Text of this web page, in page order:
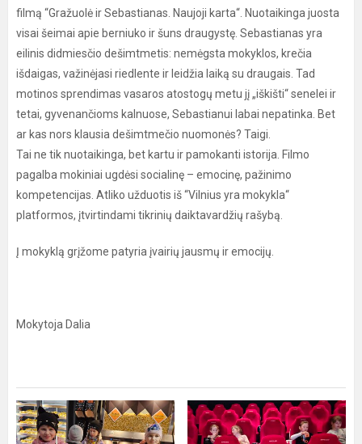
filmą “Gražuolė ir Sebastianas. Naujoji karta“. Nuotaikinga juosta
visai šeimai apie berniuko ir šuns draugystę. Sebastianas yra
eilinis didmiesčio dešimtmetis: nemėgsta mokyklos, krečia
išdaigas, važinėjasi riedlente ir leidžia laiką su draugais. Tad
motinos sprendimas vasaros atostogų metu jį „iškišti“ senelei ir
tetai, gyvenančioms kalnuose, Sebastianui labai nepatinka. Bet
ar kas nors klausia dešimtmečio nuomonės? Taigi.
Tai ne tik nuotaikinga, bet kartu ir pamokanti istorija. Filmo
pagalba mokiniai ugdėsi socialinę – emocinę, pažinimo
kompetencijas. Atliko užduotis iš “Vilnius yra mokykla“
platformos, įtvirtindami tikrinių daiktavardžių rašybą.
Į mokyklą grįžome patyria įvairių jausmų ir emocijų.
Mokytoja Dalia